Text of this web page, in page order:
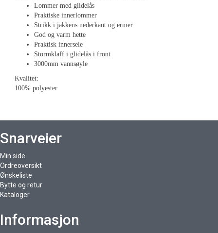
Lommer med glidelås
Praktiske innerlommer
Strikk i jakkens nederkant og ermer
God og varm hette
Praktisk innersele
Stormklaff i glidelås i front
3000mm vannsøyle
Kvalitet:
100% polyester
Snarveier
Min side
Ordreoversikt
Ønskeliste
Bytte og retur
Kataloger
Informasjon